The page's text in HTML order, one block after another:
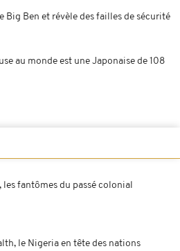
Big Ben et révèle des failles de sécurité
au monde est une Japonaise de 108
les fantômes du passé colonial
le Nigeria en tête des nations